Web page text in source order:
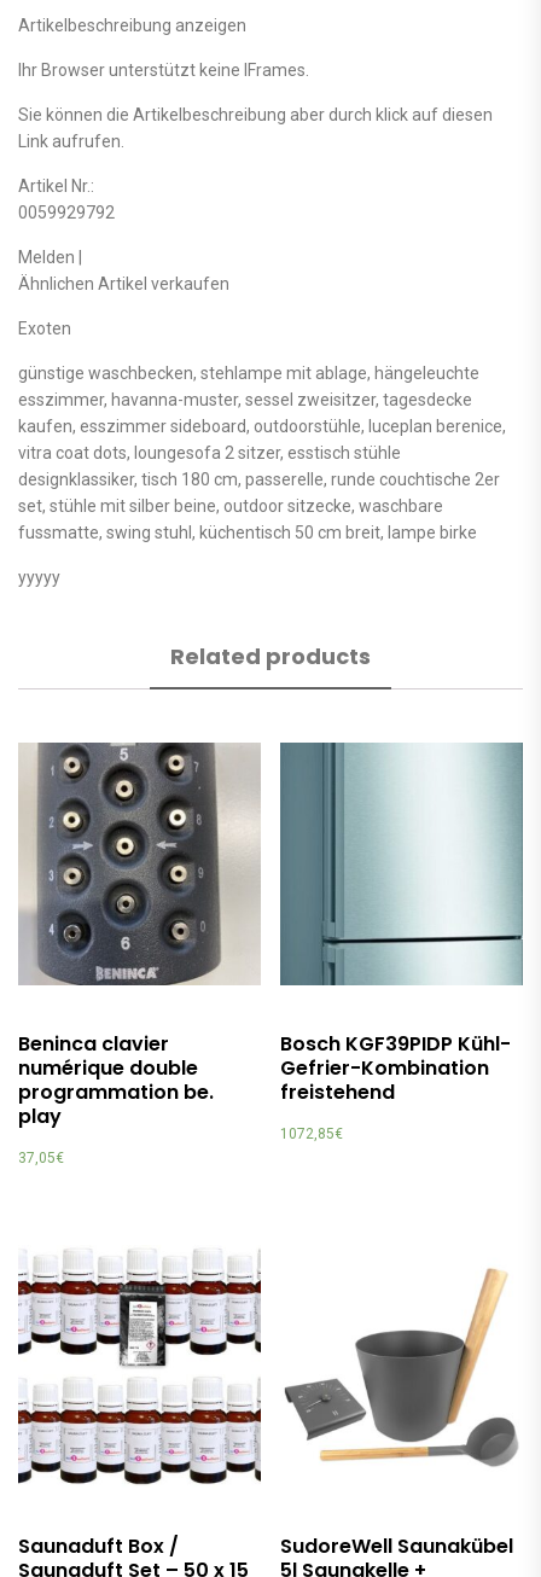
Artikelbeschreibung anzeigen
Ihr Browser unterstützt keine IFrames.
Sie können die Artikelbeschreibung aber durch klick auf diesen
Link aufrufen.
Artikel Nr.:
0059929792
Melden |
Ähnlichen Artikel verkaufen
Exoten
günstige waschbecken, stehlampe mit ablage, hängeleuchte
esszimmer, havanna-muster, sessel zweisitzer, tagesdecke
kaufen, esszimmer sideboard, outdoorstühle, luceplan berenice,
vitra coat dots, loungesofa 2 sitzer, esstisch stühle
designklassiker, tisch 180 cm, passerelle, runde couchtische 2er
set, stühle mit silber beine, outdoor sitzecke, waschbare
fussmatte, swing stuhl, küchentisch 50 cm breit, lampe birke
yyyyy
Related products
Beninca clavier
numérique double
programmation be.
play
37,05€
Bosch KGF39PIDP Kühl-
Gefrier-Kombination
freistehend
1072,85€
Saunaduft Box /
Saunaduft Set – 50 x 15
SudoreWell Saunakübel
5l Saunakelle +